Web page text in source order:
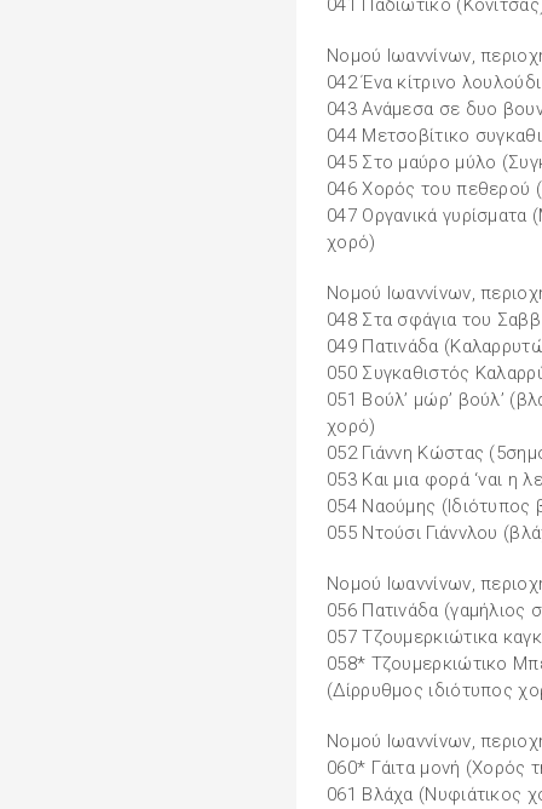
041 Παδιώτικο
Νοµού Ιωαννίνων,
042 Ένα κίτρινο
043 Ανάµεσα σε δυο
044 Μετσοβίτικο
045 Στο µαύρο µύλο
046 Χορός του πεθερού
047 Οργανικά
χορό)
Νοµού Ιωαννίνων,
048 Στα σφάγια του
049 Πατινάδα
050 Συγκαθιστός
051 Βούλ’ µώρ’ βούλ’
χορό)
052 Γιάννη Κώστας
053 Και µια φορά ‘ναι η
054 Ναούµης
055 Ντούσι Γιάννλου
Νοµού Ιωαννίνων,
056 Πατινάδα
057 Τζουµερκιώτικα
058* Τζουµερκιώτικο
(Δίρρυθµος ιδιότυπος
Νοµού Ιωαννίνων,
060* Γάιτα µονή (Χορός
061 Βλάχα (Νυφιάτικος